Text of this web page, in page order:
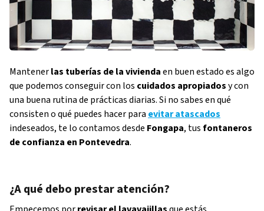
Mantenerlas tuberías de la viviendaen buen estado es algo
que podemos conseguir con los cuidados apropiadosy con
una buena rutina de prácticas diarias. Si no sabes en qué
consisten o qué puedes hacer para evitar atascados
indeseados, te lo contamos desde Fongapa, tusfontaneros
de confianza en Pontevedra.
¿A qué debo prestar atención?